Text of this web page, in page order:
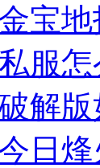
宝地
服
解
日